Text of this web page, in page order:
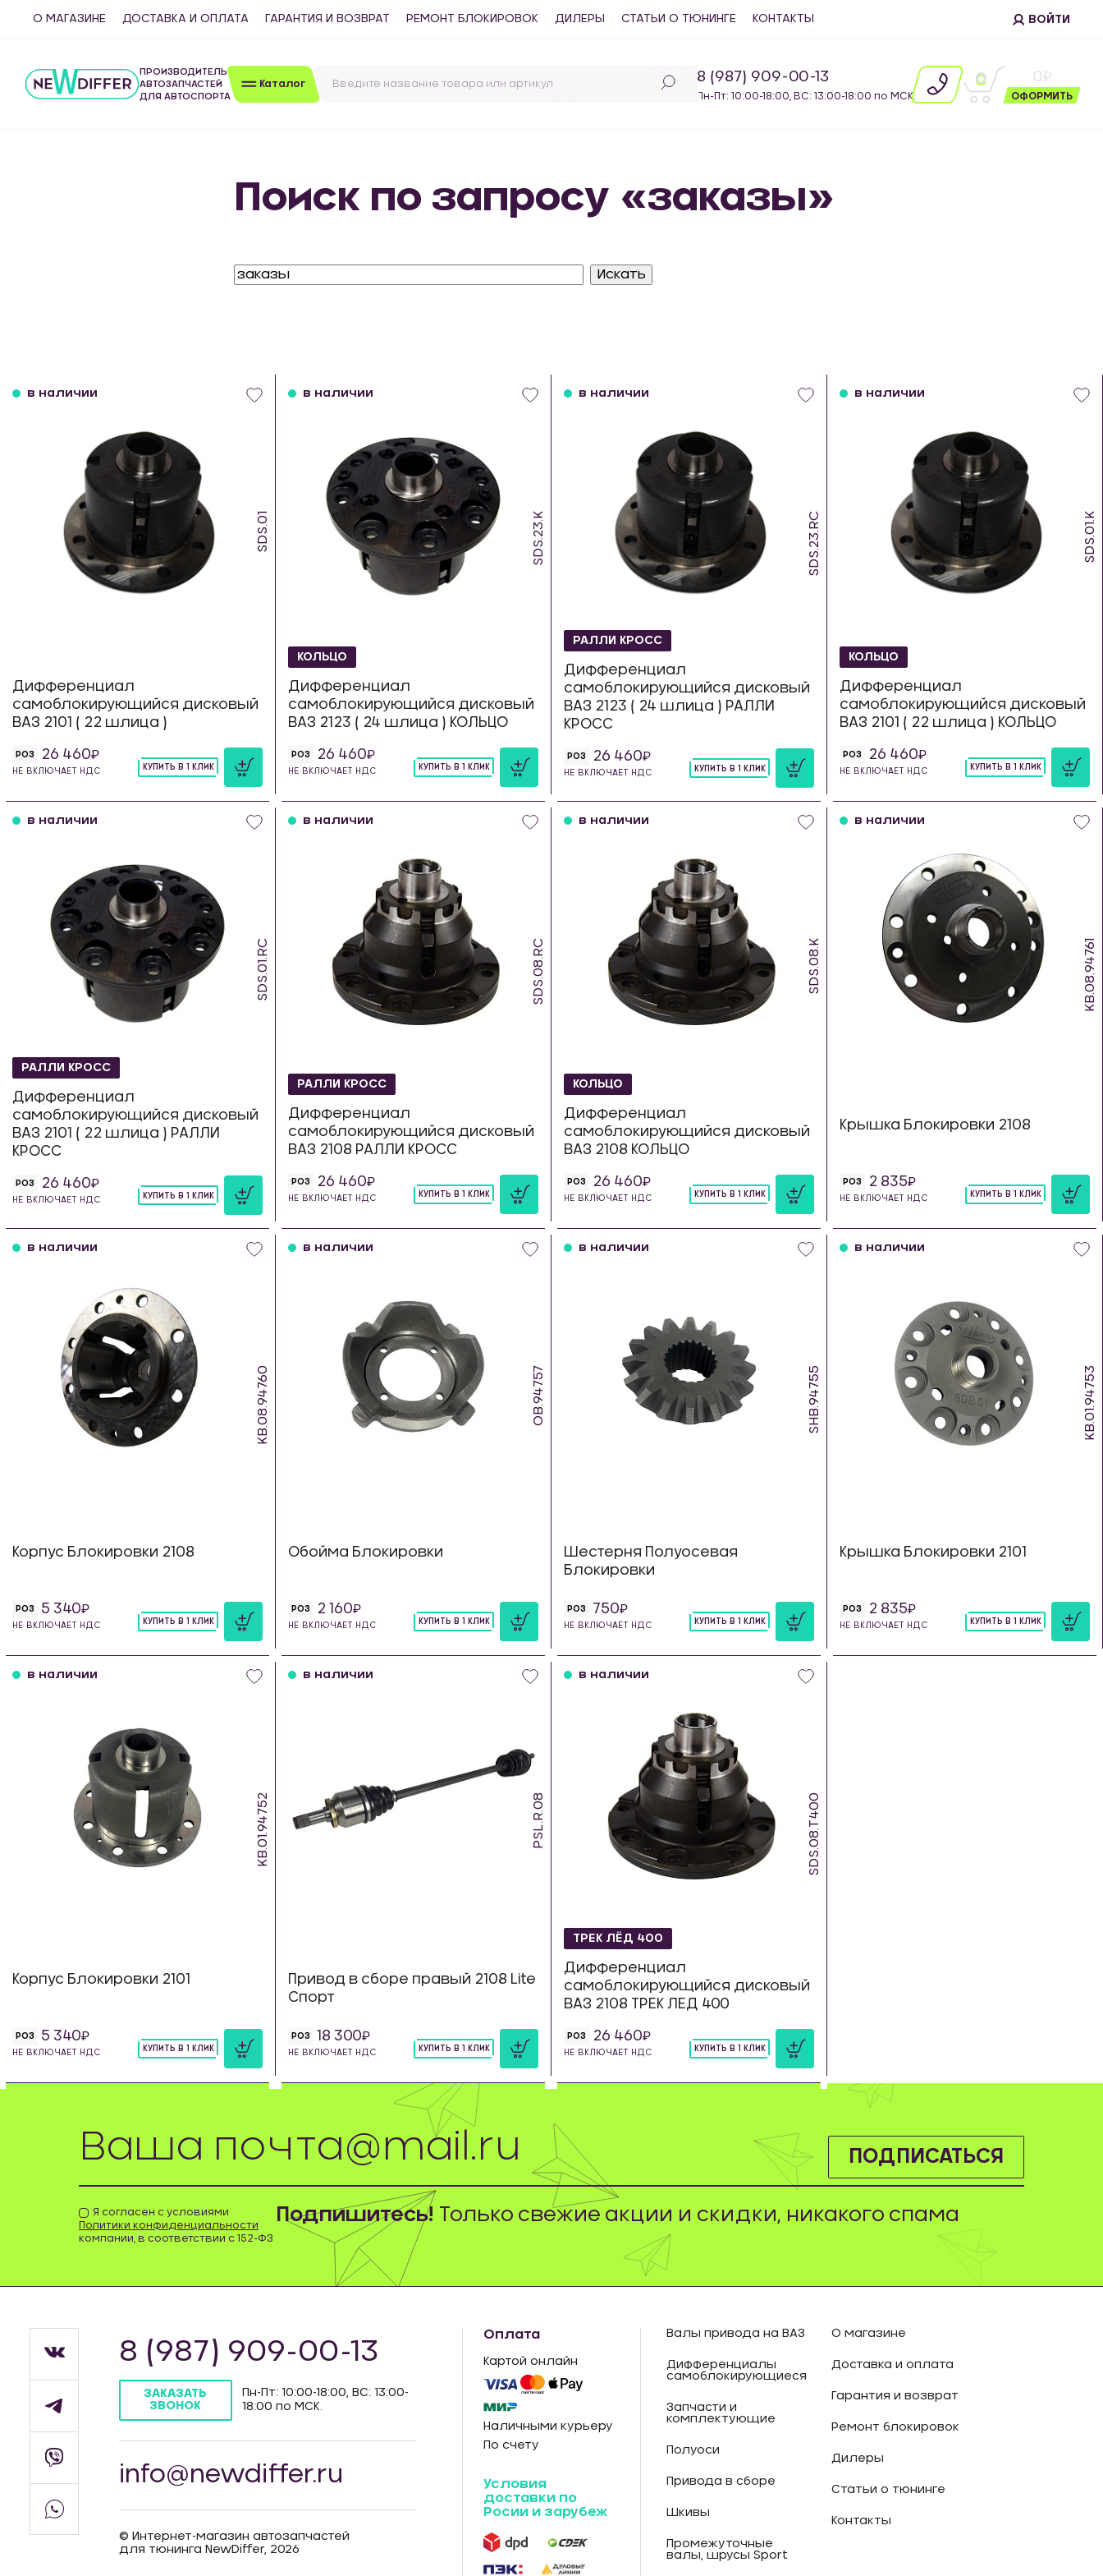
О МАГАЗИНЕ ДОСТАВКА И ОПЛАТА ГАРАНТИЯ И ВОЗВРАТ РЕМОНТ БЛОКИРОВОК ДИЛЕРЫ СТАТЬИ О ТЮНИНГЕ КОНТАКТЫ ВОЙТИ
ПРОИЗВОДИТЕЛЬ
АВТОЗАПЧАСТЕЙ
ДЛЯ АВТОСПОРТА
Каталог 8 (987) 909-00-13
Пн-Пт: 10:00-18:00, ВС: 13:00-18:00 по МСК.
0 0
ОФОРМИТЬ
Поиск по запросу «заказы»
SDS.01
в наличии
Дифференциал
самоблокирующийся дисковый
ВАЗ 2101 ( 22 шлица )
РОЗ 26 460
НЕ ВКЛЮЧАЕТ НДС КУПИТЬ В 1 КЛИК
SDS.23.K
в наличии
КОЛЬЦО
Дифференциал
самоблокирующийся дисковый
ВАЗ 2123 ( 24 шлица ) КОЛЬЦО
РОЗ 26 460
НЕ ВКЛЮЧАЕТ НДС КУПИТЬ В 1 КЛИК
SDS.23.RC
в наличии
РАЛЛИ КРОСС
Дифференциал
самоблокирующийся дисковый
ВАЗ 2123 ( 24 шлица ) РАЛЛИ
КРОСС
РОЗ 26 460
НЕ ВКЛЮЧАЕТ НДС КУПИТЬ В 1 КЛИК
SDS.01.K
в наличии
КОЛЬЦО
Дифференциал
самоблокирующийся дисковый
ВАЗ 2101 ( 22 шлица ) КОЛЬЦО
РОЗ 26 460
НЕ ВКЛЮЧАЕТ НДС КУПИТЬ В 1 КЛИК
SDS.01.RC
в наличии
РАЛЛИ КРОСС
Дифференциал
самоблокирующийся дисковый
ВАЗ 2101 ( 22 шлица ) РАЛЛИ
КРОСС
РОЗ 26 460
НЕ ВКЛЮЧАЕТ НДС КУПИТЬ В 1 КЛИК
SDS.08.RC
в наличии
РАЛЛИ КРОСС
Дифференциал
самоблокирующийся дисковый
ВАЗ 2108 РАЛЛИ КРОСС
РОЗ 26 460
НЕ ВКЛЮЧАЕТ НДС КУПИТЬ В 1 КЛИК
SDS.08.K
в наличии
КОЛЬЦО
Дифференциал
самоблокирующийся дисковый
ВАЗ 2108 КОЛЬЦО
РОЗ 26 460
НЕ ВКЛЮЧАЕТ НДС КУПИТЬ В 1 КЛИК
KB.08.94761
в наличии
Крышка Блокировки 2108
РОЗ 2 835
НЕ ВКЛЮЧАЕТ НДС КУПИТЬ В 1 КЛИК
KB.08.94760
в наличии
Корпус Блокировки 2108
РОЗ 5 340
НЕ ВКЛЮЧАЕТ НДС КУПИТЬ В 1 КЛИК
OB.94757
в наличии
Обойма Блокировки
РОЗ 2 160
НЕ ВКЛЮЧАЕТ НДС КУПИТЬ В 1 КЛИК
SHB.94755
в наличии
Шестерня Полуосевая
Блокировки
РОЗ 750
НЕ ВКЛЮЧАЕТ НДС КУПИТЬ В 1 КЛИК
KB.01.94753
в наличии
Крышка Блокировки 2101
РОЗ 2 835
НЕ ВКЛЮЧАЕТ НДС КУПИТЬ В 1 КЛИК
KB.01.94752
в наличии
Корпус Блокировки 2101
РОЗ 5 340
НЕ ВКЛЮЧАЕТ НДС КУПИТЬ В 1 КЛИК
PSL.R.08
в наличии
Привод в сборе правый 2108 Lite
Спорт
РОЗ 18 300
НЕ ВКЛЮЧАЕТ НДС КУПИТЬ В 1 КЛИК
SDS.08.T400
в наличии
ТРЕК ЛЁД 400
Дифференциал
самоблокирующийся дисковый
ВАЗ 2108 ТРЕК ЛЕД 400
РОЗ 26 460
НЕ ВКЛЮЧАЕТ НДС КУПИТЬ В 1 КЛИК
ПОДПИСАТЬСЯ
Я согласен с условиями
Политики конфиденциальности
компании, в соответствии с 152-ФЗ
Подпишитесь! Только свежие акции и скидки, никакого спама
8 (987) 909-00-13
ЗАКАЗАТЬ
ЗВОНОК
Пн-Пт: 10:00-18:00, ВС: 13:00-
18:00 по МСК.
info@newdiffer.ru
© Интернет-магазин автозапчастей
для тюнинга NewDiffer, 2026
Оплата
Картой онлайн
Наличными курьеру
По счету
Условия
доставки по
Росии и зарубеж
Валы привода на ВАЗ
Дифференциалы
самоблокирующиеся
Запчасти и
комплектующие
Полуоси
Привода в сборе
Шкивы
Промежуточные
валы, шрусы Sport
О магазине
Доставка и оплата
Гарантия и возврат
Ремонт блокировок
Дилеры
Статьи о тюнинге
Контакты